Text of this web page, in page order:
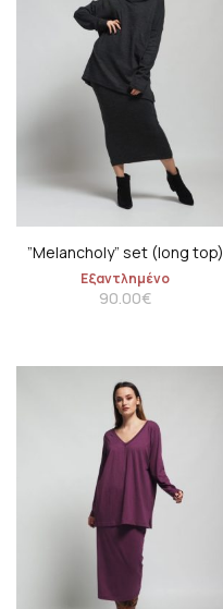
”Melancholy” set (long top)
Εξαντλημένο
90.00€